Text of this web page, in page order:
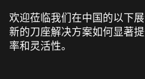
欢迎莅临我们在中国的以下
新的刀座解决方案如何显著
率和灵活性。